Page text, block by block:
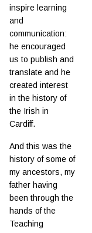
inspire learning
and
communication:
he encouraged
us to publish and
translate and he
created interest
in the history of
the Irish in
Cardiff.
And this was the
history of some of
my ancestors, my
father having
been through the
hands of the
Teaching